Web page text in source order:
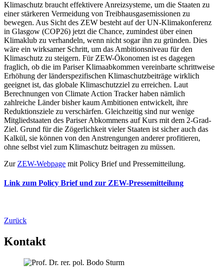
Klimaschutz braucht effektivere Anreizsysteme, um die Staaten zu
einer stärkeren Vermeidung von Treibhausgasemissionen zu
bewegen. Aus Sicht des ZEW besteht auf der UN-Klimakonferenz
in Glasgow (COP26) jetzt die Chance, zumindest über einen
Klimaklub zu verhandeln, wenn nicht sogar ihn zu gründen. Dies
wäre ein wirksamer Schritt, um das Ambitionsniveau für den
Klimaschutz zu steigern. Für ZEW-Ökonomen ist es dagegen
fraglich, ob die im Pariser Klimaabkommen vereinbarte schrittweise
Erhöhung der länderspezifischen Klimaschutzbeiträge wirklich
geeignet ist, das globale Klimaschutzziel zu erreichen. Laut
Berechnungen von Climate Action Tracker haben nämlich
zahlreiche Länder bisher kaum Ambitionen entwickelt, ihre
Reduktionsziele zu verschärfen. Gleichzeitig sind nur wenige
Mitgliedstaaten des Pariser Abkommens auf Kurs mit dem 2-Grad-
Ziel. Grund für die Zögerlichkeit vieler Staaten ist sicher auch das
Kalkül, sie können von den Anstrengungen anderer profitieren,
ohne selbst viel zum Klimaschutz beitragen zu müssen.
Zur ZEW-Webpage mit Policy Brief und Pressemitteilung.
Link zum Policy Brief und zur ZEW-Pressemitteilung
Zurück
Kontakt